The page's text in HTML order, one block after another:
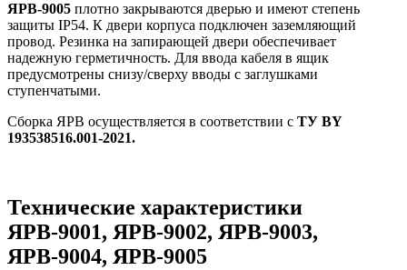
ЯРВ-9005 плотно закрываются дверью и имеют степень
защиты IP54. К двери корпуса подключен заземляющий
провод. Резинка на запирающей двери обеспечивает
надежную герметичность. Для ввода кабеля в ящик
предусмотрены снизу/сверху вводы с заглушками
ступенчатыми.
Сборка ЯРВ осуществляется в соответствии с ТУ BY
193538516.001-2021.
Технические характеристики
ЯРВ-9001, ЯРВ-9002, ЯРВ-9003,
ЯРВ-9004, ЯРВ-9005